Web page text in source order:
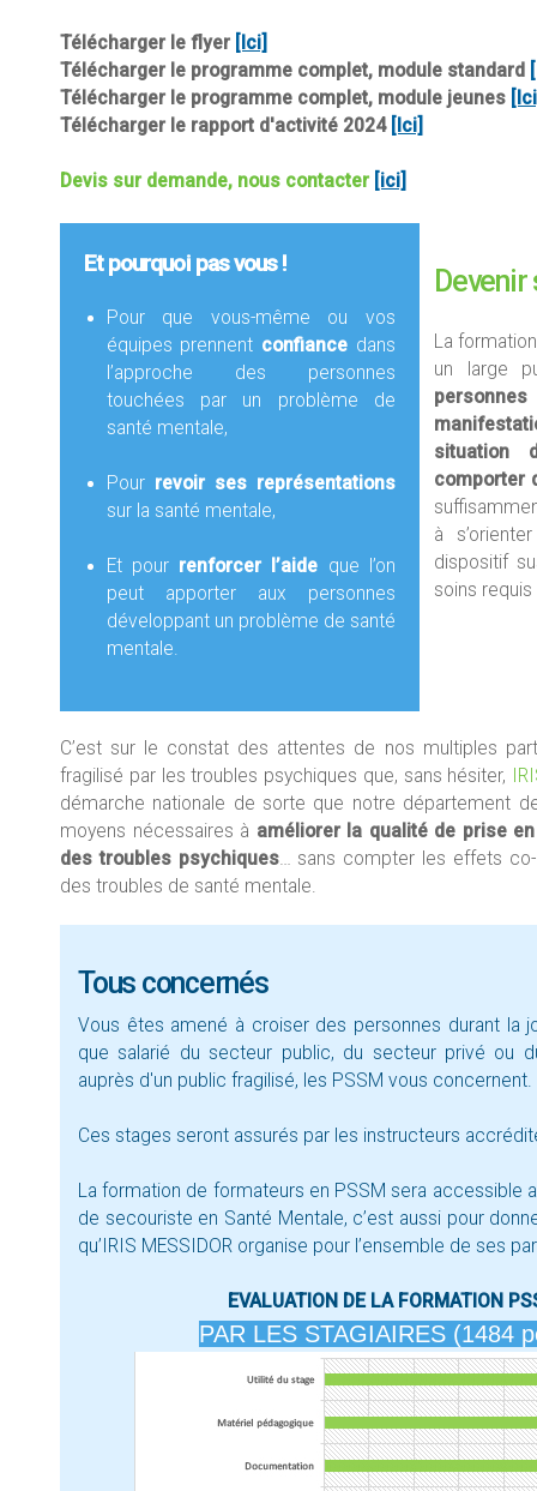
Télécharger le flyer
[Ici]
Télécharger le programme complet, module standard
Télécharger le programme complet, module jeunes
Télécharger le rapport d'activité 2024
[Ici]
Devis sur demande, nous contacter [ici]
Et pourquoi pas vous !
Pour que vous-même ou vos
équipes prennent confiance dans
l’approche des personnes
touchées par un problème de
santé mentale,
Pour revoir ses représentations
sur la santé mentale,
Et pour renforcer l’aide que l’on
peut apporter aux personnes
développant un problème de santé
mentale.
La
un large
situation
comporter
à
dispositif
soins
C’est sur le constat des attentes de nos multiples
fragilisé par les troubles psychiques que, sans hésiter,
démarche nationale de sorte que notre département
moyens nécessaires à améliorer la qualité de prise
des troubles psychiques… sans compter les effets
des troubles de santé mentale.
Tous concernés
Vous êtes amené à croiser des personnes durant la
que salarié du secteur public, du secteur privé ou
auprès d'un public fragilisé, les PSSM vous concernent.
Ces stages seront assurés par les instructeurs
La formation de formateurs en PSSM sera accessible
de secouriste en Santé Mentale, c’est aussi pour
qu’IRIS MESSIDOR organise pour l’ensemble de ses
EVALUATION DE LA FORMATION
PAR LES STAGIAIRES (1484